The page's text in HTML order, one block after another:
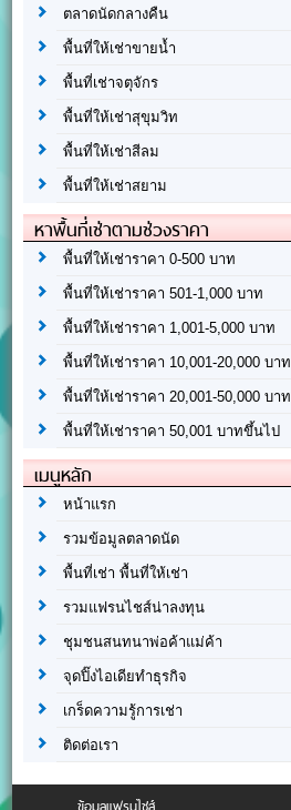
ตลาดนัดกลางคืน
พื้นที่ให้เช่าขายน้ำ
พื้นที่เช่าจตุจักร
พื้นที่ให้เช่าสุขุมวิท
พื้นที่ให้เช่าสีลม
พื้นที่ให้เช่าสยาม
หาพื้นที่เช่าตามช่วงราคา
พื้นที่ให้เช่าราคา 0-500 บาท
พื้นที่ให้เช่าราคา 501-1,000 บาท
พื้นที่ให้เช่าราคา 1,001-5,000 บาท
พื้นที่ให้เช่าราคา 10,001-20,000 บาท
พื้นที่ให้เช่าราคา 20,001-50,000 บาท
พื้นที่ให้เช่าราคา 50,001 บาทขึ้นไป
เมนูหลัก
หน้าแรก
รวมข้อมูลตลาดนัด
พื้นที่เช่า พื้นที่ให้เช่า
รวมแฟรนไชส์น่าลงทุน
ชุมชนสนทนาพ่อค้าแม่ค้า
จุดปิ๊งไอเดียทำธุรกิจ
เกร็ดความรู้การเช่า
ติดต่อเรา